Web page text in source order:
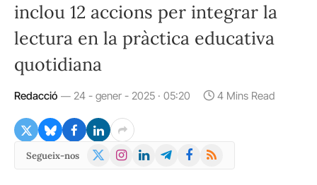
inclou 12 accions per integrar la
lectura en la pràctica educativa
quotidiana
Redacció 24 - gener - 2025 · 05:20 4 Mins Read
Segueix-nos
X
Instagram
LinkedInTelegramFacebook
RSS